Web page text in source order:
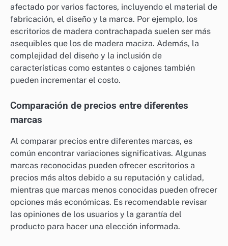
afectado por varios factores, incluyendo el material de
fabricación, el diseño y la marca. Por ejemplo, los
escritorios de madera contrachapada suelen ser más
asequibles que los de madera maciza. Además, la
complejidad del diseño y la inclusión de
características como estantes o cajones también
pueden incrementar el costo.
Comparación de precios entre diferentes
marcas
Al comparar precios entre diferentes marcas, es
común encontrar variaciones significativas. Algunas
marcas reconocidas pueden ofrecer escritorios a
precios más altos debido a su reputación y calidad,
mientras que marcas menos conocidas pueden ofrecer
opciones más económicas. Es recomendable revisar
las opiniones de los usuarios y la garantía del
producto para hacer una elección informada.